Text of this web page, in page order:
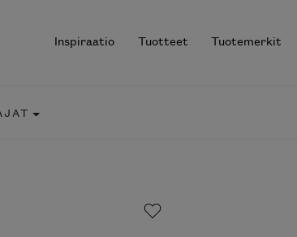
Inspiraatio Tuotteet Tuotemerkit